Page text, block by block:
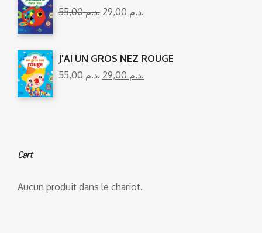
55,00
د.م. 29,00 د.م.
J'AI UN GROS NEZ ROUGE
55,00
د.م. 29,00 د.م.
Cart
Aucun produit dans le chariot.